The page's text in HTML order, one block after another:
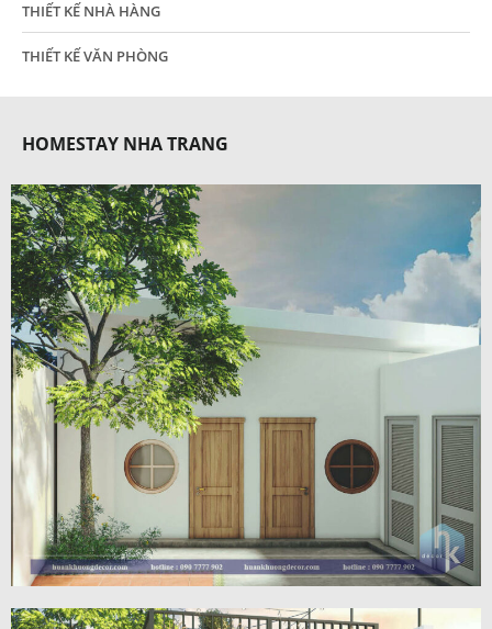
THIẾT KẾ NHÀ HÀNG
THIẾT KẾ VĂN PHÒNG
HOMESTAY NHA TRANG